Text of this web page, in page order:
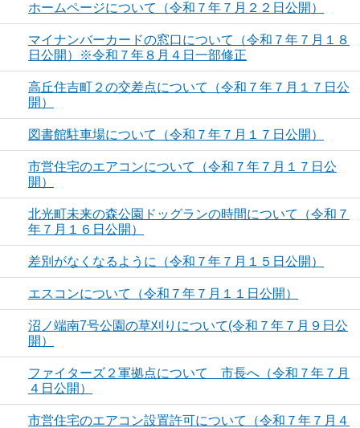
ホームページについて（令和７年７月２２日公開）
マイナンバーカードの窓口について（令和７年７月１８
日公開）※令和７年８月４日一部修正
高丘住吉町２の交差点について（令和７年７月１７日公
開）
図書館駐車場について（令和７年７月１７日公開）
市営住宅のエアコンについて（令和７年７月１７日公
開）
北光町未来の森公園ドッグランの時間について（令和７
年７月１６日公開）
差別がなくなるように（令和７年７月１５日公開）
エスコンについて（令和７年７月１１日公開）
沼ノ端南7号公園の草刈りについて(令和７年７月９日公
開）
ファイターズ２軍拠点について 市長へ（令和７年７月
４日公開）
市営住宅のエアコン設置許可について（令和７年７月４